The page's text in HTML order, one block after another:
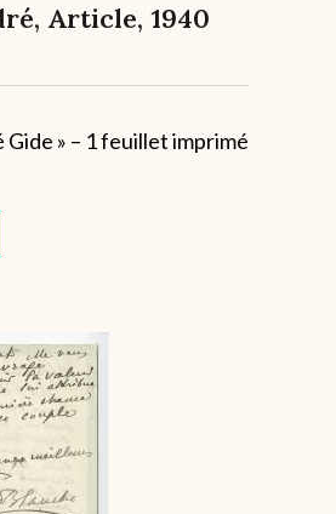
Article, 1940
Gide » – 1 feuillet imprimé